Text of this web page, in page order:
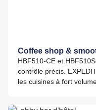
Coffee shop &
HBF510-CE et
contrôle précis.
les cuisines à fort